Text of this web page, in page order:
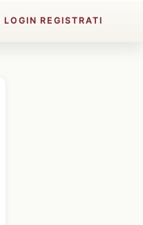
LOGIN REGISTRATI